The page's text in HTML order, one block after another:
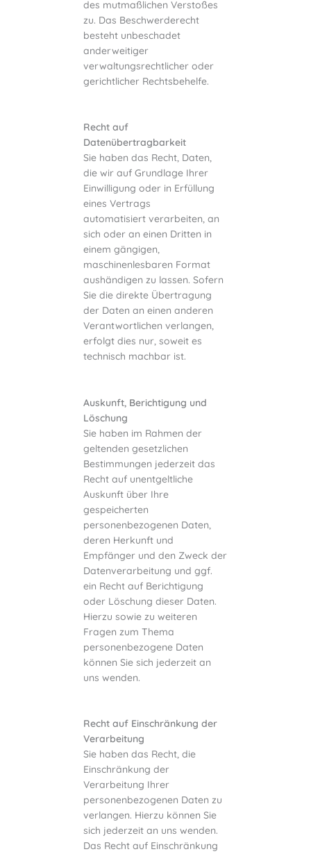
des mutmaßlichen Verstoßes
zu. Das Beschwerderecht
besteht unbeschadet
anderweitiger
verwaltungsrechtlicher oder
gerichtlicher Rechtsbehelfe.
Recht auf
Datenübertragbarkeit
Sie haben das Recht, Daten,
die wir auf Grundlage Ihrer
Einwilligung oder in Erfüllung
eines Vertrags
automatisiert verarbeiten, an
sich oder an einen Dritten in
einem gängigen,
maschinenlesbaren Format
aushändigen zu lassen. Sofern
Sie die direkte Übertragung
der Daten an einen anderen
Verantwortlichen verlangen,
erfolgt dies nur, soweit es
technisch machbar ist.
Auskunft, Berichtigung und
Löschung
Sie haben im Rahmen der
geltenden gesetzlichen
Bestimmungen jederzeit das
Recht auf unentgeltliche
Auskunft über Ihre
gespeicherten
personenbezogenen Daten,
deren Herkunft und
Empfänger und den Zweck der
Datenverarbeitung und ggf.
ein Recht auf Berichtigung
oder Löschung dieser Daten.
Hierzu sowie zu weiteren
Fragen zum Thema
personenbezogene Daten
können Sie sich jederzeit an
uns wenden.
Recht auf Einschränkung der
Verarbeitung
Sie haben das Recht, die
Einschränkung der
Verarbeitung Ihrer
personenbezogenen Daten zu
verlangen. Hierzu können Sie
sich jederzeit an uns wenden.
Das Recht auf Einschränkung